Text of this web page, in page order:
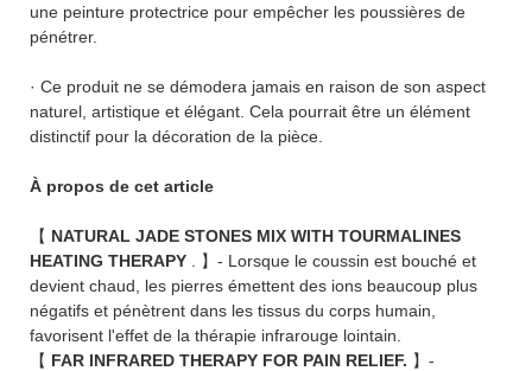
une peinture protectrice pour empêcher les poussières de
pénétrer.
· Ce produit ne se démodera jamais en raison de son aspect
naturel, artistique et élégant. Cela pourrait être un élément
distinctif pour la décoration de la pièce.
À propos de cet article
【 NATURAL JADE STONES MIX WITH TOURMALINES
HEATING THERAPY
. 】- Lorsque le coussin est bouché et
devient chaud, les pierres émettent des ions beaucoup plus
négatifs et pénètrent dans les tissus du corps humain,
favorisent l'effet de la thérapie infrarouge lointain.
【 FAR INFRARED THERAPY FOR PAIN RELIEF. 】-